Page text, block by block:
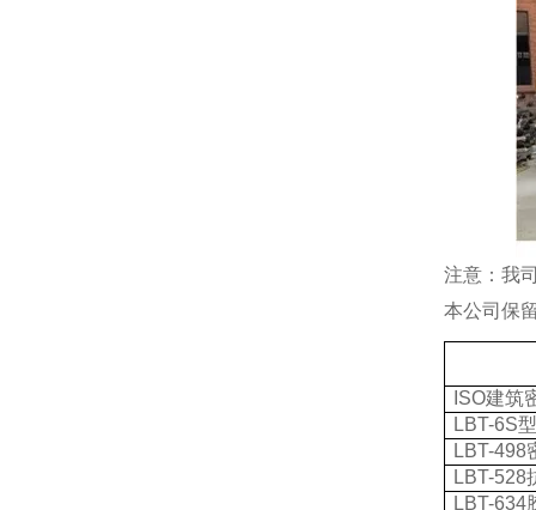
注意：我
本公司保
ISO建筑
LBT-6S
LBT-498
LBT-528
LBT-634